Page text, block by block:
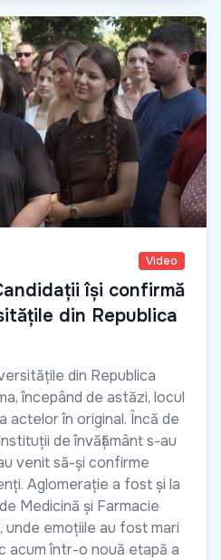
Video
își confirmă
din Republica
din Republica
începând de astăzi, locul
actelor în original. Încă de
de învățământ s-au
venit să-și confirme
Aglomerație a fost și la
Medicină și Farmacie
unde emoțiile au fost mari
acum într-o nouă etapă a